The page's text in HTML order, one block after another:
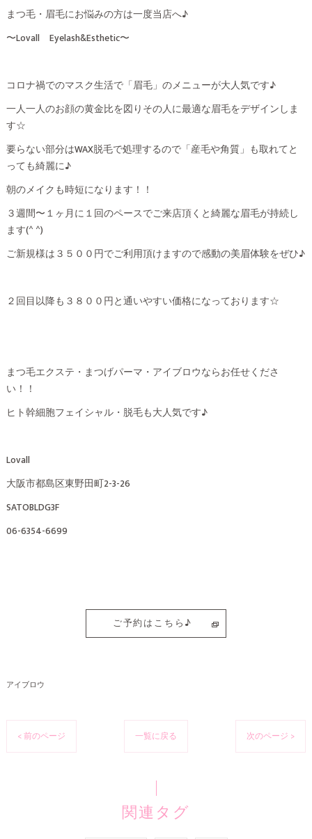
まつ毛・眉毛にお悩みの方は一度当店へ♪
〜Lovall Eyelash&Esthetic〜
コロナ禍でのマスク生活で「眉毛」のメニューが大人気です♪
一人一人のお顔の黄金比を図りその人に最適な眉毛をデザインしま
す☆
要らない部分はWAX脱毛で処理するので「産毛や角質」も取れてと
っても綺麗に♪
朝のメイクも時短になります！！
３週間〜１ヶ月に１回のペースでご来店頂くと綺麗な眉毛が持続し
ます(^ ^)
ご新規様は３５００円でご利用頂けますので感動の美眉体験をぜひ♪
２回目以降も３８００円と通いやすい価格になっております☆
まつ毛エクステ・まつげパーマ・アイブロウならお任せくださ
い！！
ヒト幹細胞フェイシャル・脱毛も大人気です♪
Lovall
大阪市都島区東野田町2-3-26
SATOBLDG3F
06-6354-6699
ご予約はこちら♪
アイブロウ
< 前のページ 一覧に戻る 次のページ >
関連タグ